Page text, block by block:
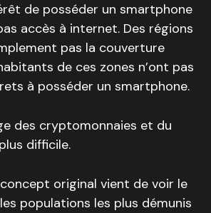
de posséder un smartphone
accès à internet. Des régions
pas la couverture
de ces zones n’ont pas
à posséder un smartphone.
des cryptomonnaies et du
difficile.
original vient de voir le
populations les plus démunis